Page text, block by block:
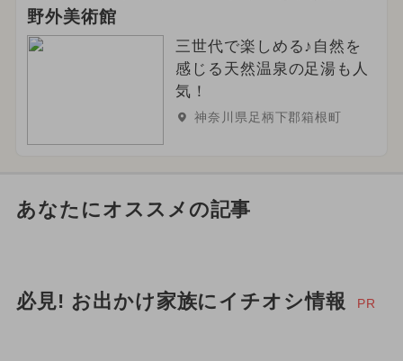
野外美術館
三世代で楽しめる♪自然を
感じる天然温泉の足湯も人
気！
神奈川県足柄下郡箱根町
あなたにオススメの記事
必見! お出かけ家族にイチオシ情報 PR